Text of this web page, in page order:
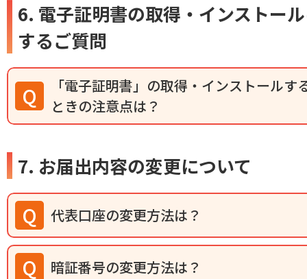
6. 電子証明書の取得・インストー
するご質問
「電子証明書」の取得・インストールす
ときの注意点は？
7. お届出内容の変更について
代表口座の変更方法は？
暗証番号の変更方法は？